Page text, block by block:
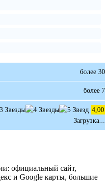
более 30
более 7
4,00
Загрузка...
официальный сайт,
и Google карты, большие